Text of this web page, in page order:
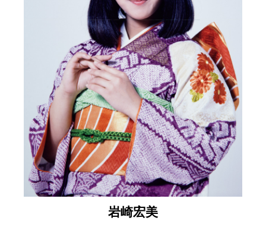
岩崎宏美